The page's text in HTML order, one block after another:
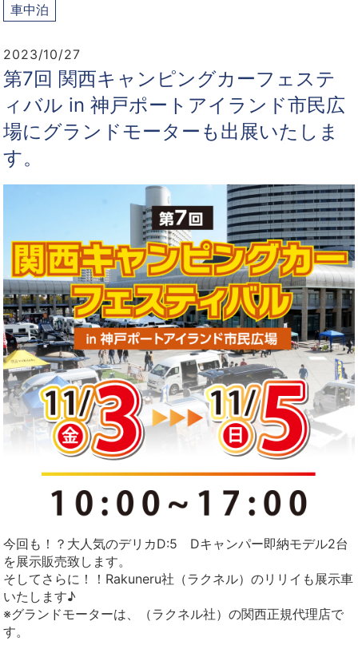
車中泊
2023/10/27
第7回 関西キャンピングカーフェステ
ィバル in 神戸ポートアイランド市民広
場にグランドモーターも出展いたしま
す。
今回も！？大人気のデリカD:5 Dキャンパー即納モデル2台
を展示販売致します。
そしてさらに！！Rakuneru社（ラクネル）のリリイも展示車
いたします♪
※グランドモーターは、（ラクネル社）の関西正規代理店で
す。